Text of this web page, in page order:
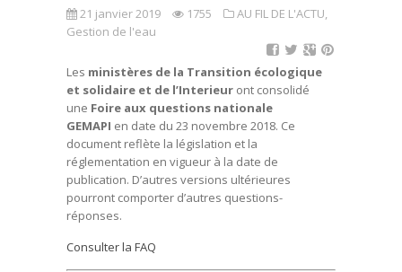
21 janvier 2019 1755 AU FIL DE L'ACTU,
Gestion de l'eau
Les ministères de la Transition écologique
et solidaire et de l’Interieur ont consolidé
une Foire aux questions nationale
GEMAPI en date du 23 novembre 2018. Ce
document reflète la législation et la
réglementation en vigueur à la date de
publication. D’autres versions ultérieures
pourront comporter d’autres questions-
réponses.
Consulter la FAQ